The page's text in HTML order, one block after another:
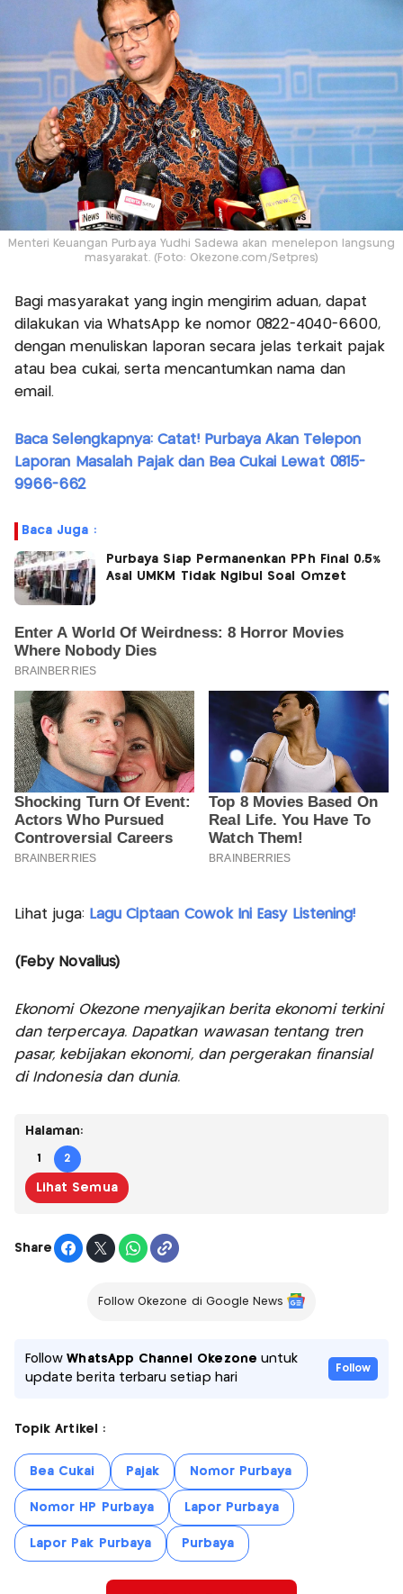
Menteri Keuangan Purbaya Yudhi Sadewa akan menelepon langsung
masyarakat. (Foto: Okezone.com/Setpres)
Bagi masyarakat yang ingin mengirim aduan, dapat
dilakukan via WhatsApp ke nomor 0822-4040-6600,
dengan menuliskan laporan secara jelas terkait pajak
atau bea cukai, serta mencantumkan nama dan
email.
Baca Selengkapnya: Catat! Purbaya Akan Telepon
Laporan Masalah Pajak dan Bea Cukai Lewat 0815-
9966-662
Baca Juga :
Purbaya Siap Permanenkan PPh Final 0,5%
Asal UMKM Tidak Ngibul Soal Omzet
Lihat juga: Lagu Ciptaan Cowok Ini Easy Listening!
(Feby Novalius)
Ekonomi Okezone menyajikan berita ekonomi terkini
dan terpercaya. Dapatkan wawasan tentang tren
pasar, kebijakan ekonomi, dan pergerakan finansial
di Indonesia dan dunia.
Halaman:
1 2
Lihat Semua
Share
Follow Okezone di Google News
FollowWhatsApp Channel Okezone untuk
update berita terbaru setiap hari
Follow
Topik Artikel :
Bea Cukai Pajak Nomor Purbaya
Nomor HP Purbaya Lapor Purbaya
Lapor Pak Purbaya Purbaya